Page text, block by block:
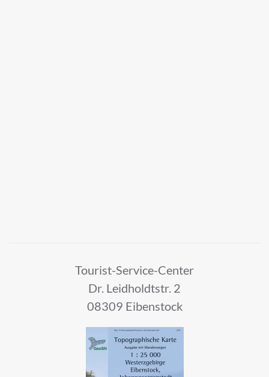
Tourist-Service-Center
Dr. Leidholdtstr. 2
08309 Eibenstock